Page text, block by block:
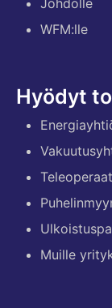
WFM:lle
Hyödyt
Muille